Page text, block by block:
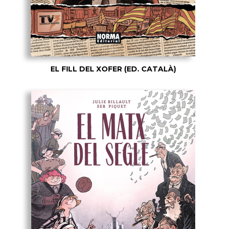
EL FILL DEL XOFER (ED. CATALÀ)